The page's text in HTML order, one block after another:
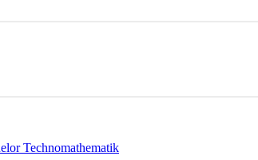
Technomathematik